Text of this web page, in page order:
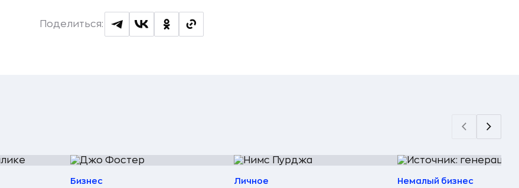
Поделиться:
Бизнес Личное Немалый бизнес